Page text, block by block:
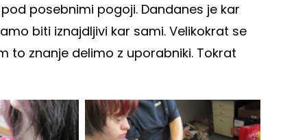
posebnimi pogoji. Dandanes je kar
biti iznajdljivi kar sami. Velikokrat se
to znanje delimo z uporabniki. Tokrat